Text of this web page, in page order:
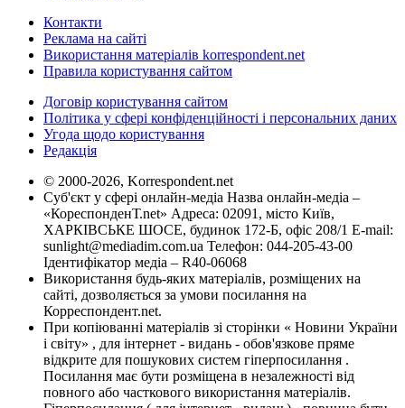
Контакти
Реклама на сайті
Використання матеріалів korrespondent.net
Правила користування сайтом
Договір користування сайтом
Політика у сфері конфіденційності і персональних даних
Угода щодо користування
Редакція
© 2000-2026, Korrespondent.net
Суб'єкт у сфері онлайн-медіа Назва онлайн-медіа –
«КореспонденТ.net» Адреса: 02091, місто Київ,
ХАРКІВСЬКЕ ШОСЕ, будинок 172-Б, офіс 208/1 E-mail:
sunlight@mediadim.com.ua Телефон: 044-205-43-00
Ідентифікатор медіа – R40-06068
Використання будь-яких матеріалів, розміщених на
сайті, дозволяється за умови посилання на
Корреспондент.net.
При копіюванні матеріалів зі сторінки « Новини України
і світу» , для інтернет - видань - обов'язкове пряме
відкрите для пошукових систем гіперпосилання .
Посилання має бути розміщена в незалежності від
повного або часткового використання матеріалів.